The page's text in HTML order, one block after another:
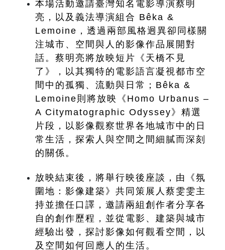
本場活動邀請臺灣知名電影導演蔡明
亮，以及義法導演組合 Bêka &
Lemoine，透過兩部風格迥異卻同樣關
注城市、空間與人的影像作品展開對
話。蔡明亮將放映短片《天橋不見
了》，以其獨特的電影語言凝視都市空
間中的孤獨、流動與日常；Bêka &
Lemoine則將放映《Homo Urbanus –
A Citymatographic Odyssey》精選
片段，以影像觀察世界各地城市中的日
常生活，探索人與空間之間細膩而深刻
的關係。
放映結束後，將舉行映後座談，由《氛
圍地：影像建築》共同策展人蔡雯雯主
持並擔任口譯，邀請兩組創作者分享各
自的創作歷程，並從電影、建築與城市
經驗出發，探討影像如何觀看空間，以
及空間如何回應人的生活。